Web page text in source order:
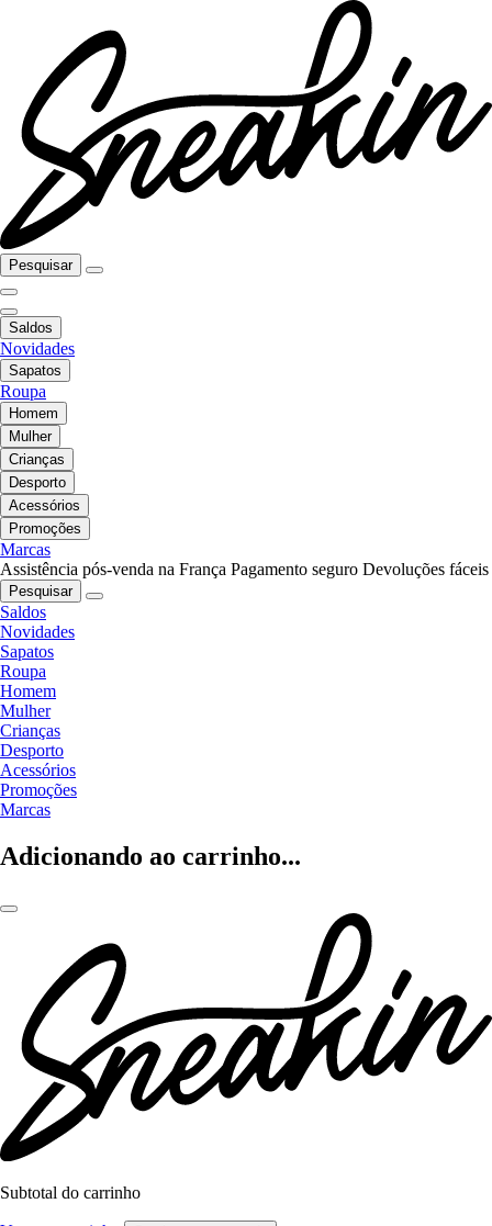
Pesquisar
Saldos
Novidades
Sapatos
Roupa
Homem
Mulher
Crianças
Desporto
Acessórios
Promoções
Marcas
Assistência pós-venda na França Pagamento seguro Devoluções fáceis
Pesquisar
Saldos
Novidades
Sapatos
Roupa
Homem
Mulher
Crianças
Desporto
Acessórios
Promoções
Marcas
Adicionando ao carrinho...
Subtotal do carrinho